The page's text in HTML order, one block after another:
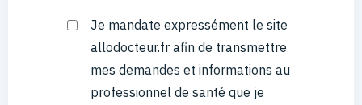
Je mandate expressément le site
allodocteur.fr afin de transmettre
mes demandes et informations au
professionnel de santé que je